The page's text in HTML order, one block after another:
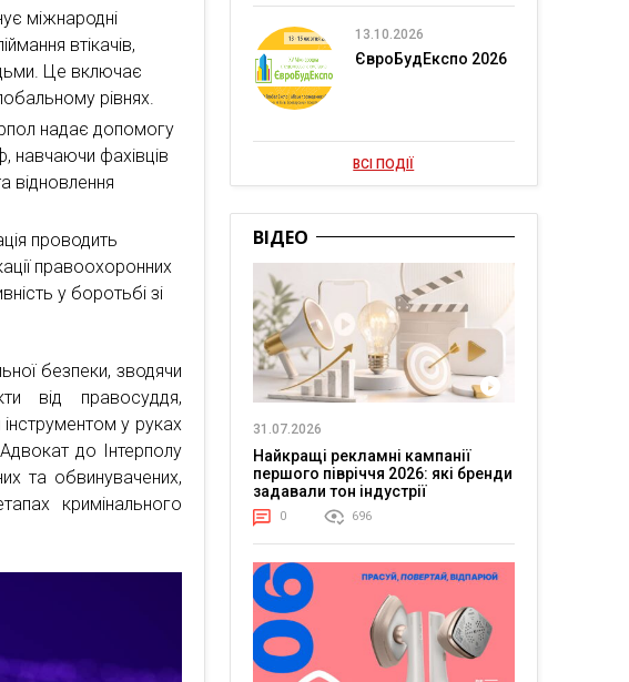
міжнародні
втікачів,
Це включає
рівнях.
надає допомогу
навчаючи фахівців
відновлення
проводить
правоохоронних
у боротьбі зі
безпеки, зводячи
від правосуддя,
у руках
до Інтерполу
та обвинувачених,
кримінального
13.10.2026
ЄвроБудЕкспо 2026
ВСІ ПОДІЇ
ВІДЕО
31.07.2026
Найкращі рекламні кампанії
першого півріччя 2026: які бренди
задавали тон індустрії
0 696